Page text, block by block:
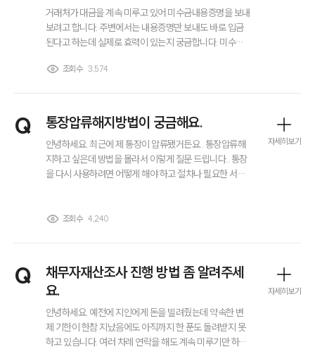
그룹소개
대륜의 강점
오시는 길
글로벌 파트너 로펌
고객의 소리
주요 업무사례
법률지식인
고객후기
거래처가 대금을 계속 미루고 있어 미수금내용증명을 보내
보려고 합니다. 주변에서는 내용증명만 보내도 바로 입금
된다고 하는데 실제로 효력이 있는지 궁금합니다. 미수금
다.
조회수 3,574
Q 통장압류해지방법이 궁금해요.
안녕하세요. 최근에 제 통장이 압류됐거든요.. 통장압류해
지하고 싶은데 방법을 몰라서 이렇게 질문 드립니다.. 통장
을 다시 사용하려면 어떻게 해야 하고 절차나 필요한 서류
조회수 4,240
자세히보기
Q
채무자재산조사 진행 방법 좀 알려주세
요.
안녕하세요. 예전에 지인에게 돈을 빌려줬는데 약속한 변
제 기한이 한참 지났음에도 아직까지 한 푼도 돌려받지 못
하고 있습니다. 여러 차례 연락을 해도 계속 미루기만 하고,
자세히보기